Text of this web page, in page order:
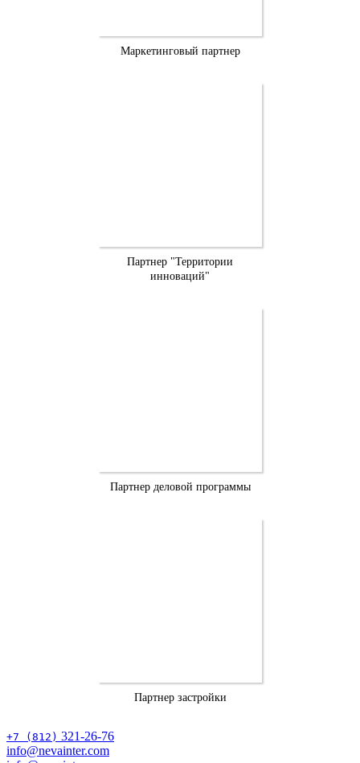
Маркетинговый партнер
Партнер "Территории
инноваций"
Партнер деловой программы
Партнер застройки
+7 (812) 321-26-76
info@nevainter.com